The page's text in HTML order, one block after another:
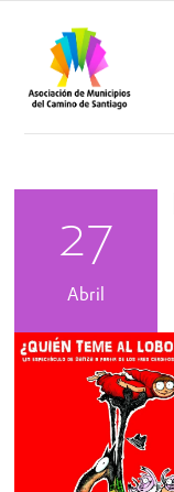
contenido
27
Abril